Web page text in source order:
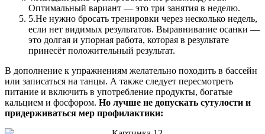
Оптимальный вариант — это три занятия в неделю.
5.Не нужно бросать тренировки через несколько недель,
если нет видимых результатов. Выравнивание осанки —
это долгая и упорная работа, которая в результате
принесёт положительный результат.
В дополнение к упражнениям желательно походить в бассейн
или записаться на танцы. А также следует пересмотреть
питание и включить в употребление продукты, богатые
кальцием и фосфором. Но лучше не допускать сутулости и
придерживаться мер профилактики: